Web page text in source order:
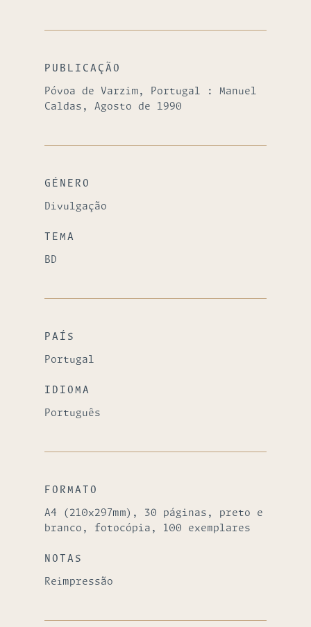
PUBLICAÇÃO
Póvoa de Varzim, Portugal : Manuel
Caldas, Agosto de 1990
GÉNERO
Divulgação
TEMA
BD
PAÍS
Portugal
IDIOMA
Português
FORMATO
A4 (210x297mm), 30 páginas, preto e
branco, fotocópia, 100 exemplares
NOTAS
Reimpressão